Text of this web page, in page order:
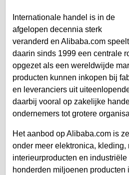
Internationale handel is in de
afgelopen decennia sterk
veranderd en Alibaba.com speelt
daarin sinds 1999 een centrale
opgezet als een wereldwijde
producten kunnen inkopen bij
en leveranciers uit
daarbij vooral op zakelijke
ondernemers tot grotere
Het aanbod op Alibaba.com is
onder meer elektronica, kleding,
interieurproducten en
honderden miljoenen producten